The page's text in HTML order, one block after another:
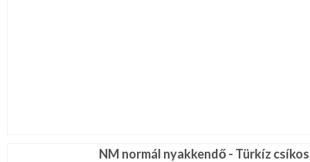
NM normál nyakkendő - Türkíz csíkos